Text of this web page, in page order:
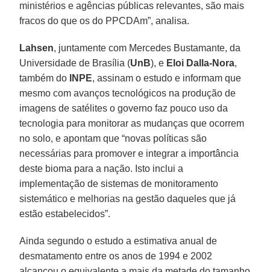
ministérios e agências públicas relevantes, são mais
fracos do que os do PPCDAm”, analisa.
Lahsen, juntamente com Mercedes Bustamante, da
Universidade de Brasília (UnB), e Eloi Dalla-Nora,
também do
INPE, assinam o estudo e informam que
mesmo com avanços tecnológicos na produção de
imagens de satélites o governo faz pouco uso da
tecnologia para monitorar as mudanças que ocorrem
no solo, e apontam que “novas políticas são
necessárias para promover e integrar a importância
deste bioma para a nação. Isto inclui a
implementação de sistemas de monitoramento
sistemático e melhorias na gestão daqueles que já
estão estabelecidos”.
Ainda segundo o estudo a estimativa anual de
desmatamento entre os anos de 1994 e 2002